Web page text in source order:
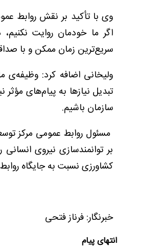
وی با تأکید بر نقش روابط
اگر ما خودمان روایت نکنیم،
سریع‌ترین زمان ممکن و با
ولیخانی اضافه کرد: وظیفه‌ی
تبدیل نیازها به پیام‌های
سازمان باشیم.
مسئول روابط عمومی مرکز
بر توانمندسازی نیروی
کشاورزی نسبت به جایگاه
خبرنگار: فرناز فتحی
انتهای پیام